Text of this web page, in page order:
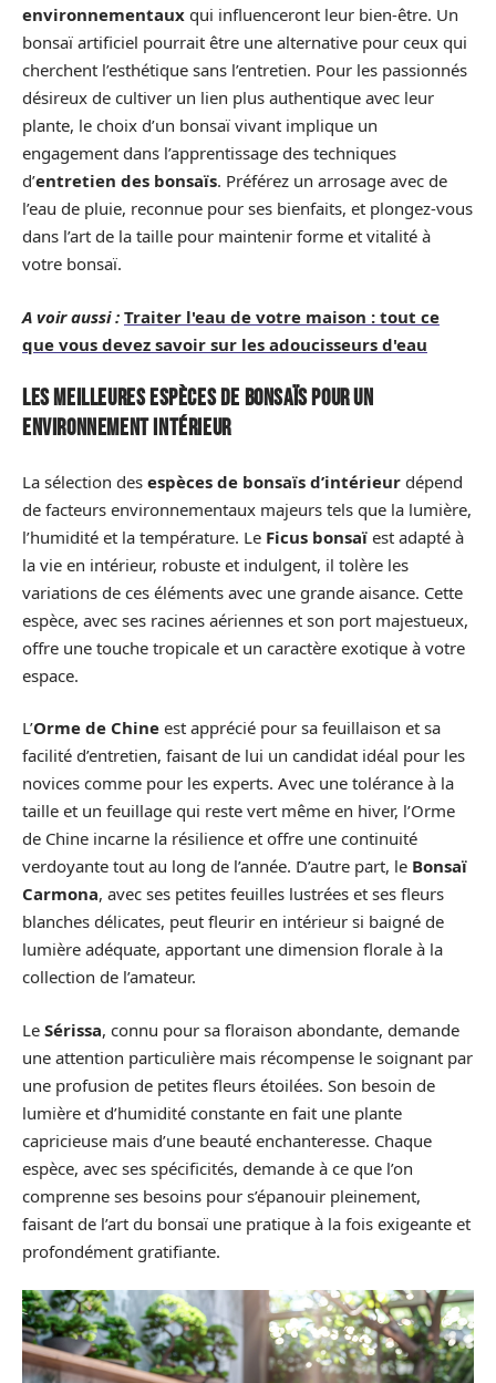
environnementaux qui influenceront leur bien-être. Un
bonsaï artificiel pourrait être une alternative pour ceux qui
cherchent l’esthétique sans l’entretien. Pour les passionnés
désireux de cultiver un lien plus authentique avec leur
plante, le choix d’un bonsaï vivant implique un
engagement dans l’apprentissage des techniques
d’entretien des bonsaïs. Préférez un arrosage avec de
l’eau de pluie, reconnue pour ses bienfaits, et plongez-vous
dans l’art de la taille pour maintenir forme et vitalité à
votre bonsaï.
A voir aussi : Traiter l'eau de votre maison : tout ce
que vous devez savoir sur les adoucisseurs d'eau
Les meilleures espèces de bonsaïs pour un
environnement intérieur
La sélection des espèces de bonsaïs d’intérieur dépend
de facteurs environnementaux majeurs tels que la lumière,
l’humidité et la température. Le Ficus bonsaï est adapté à
la vie en intérieur, robuste et indulgent, il tolère les
variations de ces éléments avec une grande aisance. Cette
espèce, avec ses racines aériennes et son port majestueux,
offre une touche tropicale et un caractère exotique à votre
espace.
L’Orme de Chine est apprécié pour sa feuillaison et sa
facilité d’entretien, faisant de lui un candidat idéal pour les
novices comme pour les experts. Avec une tolérance à la
taille et un feuillage qui reste vert même en hiver, l’Orme
de Chine incarne la résilience et offre une continuité
verdoyante tout au long de l’année. D’autre part, le Bonsaï
Carmona, avec ses petites feuilles lustrées et ses fleurs
blanches délicates, peut fleurir en intérieur si baigné de
lumière adéquate, apportant une dimension florale à la
collection de l’amateur.
Le Sérissa, connu pour sa floraison abondante, demande
une attention particulière mais récompense le soignant par
une profusion de petites fleurs étoilées. Son besoin de
lumière et d’humidité constante en fait une plante
capricieuse mais d’une beauté enchanteresse. Chaque
espèce, avec ses spécificités, demande à ce que l’on
comprenne ses besoins pour s’épanouir pleinement,
faisant de l’art du bonsaï une pratique à la fois exigeante et
profondément gratifiante.